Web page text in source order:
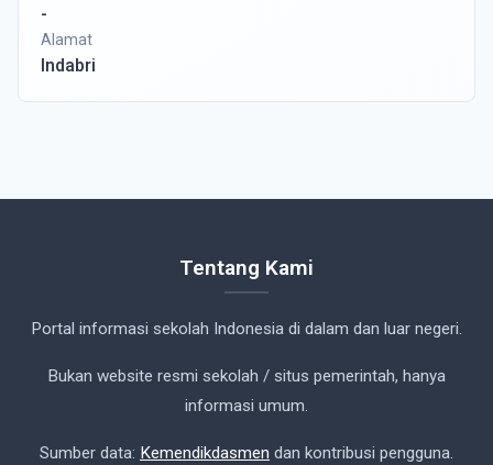
-
Alamat
Indabri
Tentang Kami
Portal informasi sekolah Indonesia di dalam dan luar negeri.
Bukan website resmi sekolah / situs pemerintah, hanya
informasi umum.
Sumber data: Kemendikdasmen dan kontribusi pengguna.